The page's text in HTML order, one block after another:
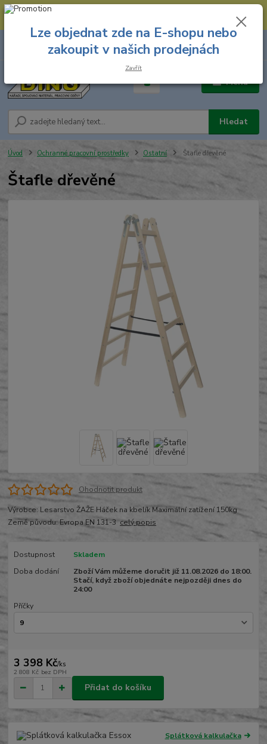
--- Spojovací materiál: 774 431 045 --- Prodejna nářadí: 731 449 423 --
Menu
Hledat
8.00 hod. - 16.00 hod.
za
Úvod Ochranné pracovní prostředky Ostatní Štafle dřevěné
Štafle dřevěné
Ohodnotit produkt
Výrobce: Lesarstvo ŽAŽE Háček na kbelík Maximální zatížení 150kg
Země původu: Evropa EN 131-3celý popis
Dostupnost
Skladem
Doba dodání
Zboží Vám můžeme doručit již 11.08.2026 do 18:00.
Stačí, když zboží objednáte nejpozději dnes do
24:00
Příčky
3 398 Kč/ks
2 808 Kč bez DPH
Přidat do košíku
Splátková kalkulačka
Lze objednat zde na E-shopu nebo
zakoupit v našich prodejnách
Zavřít